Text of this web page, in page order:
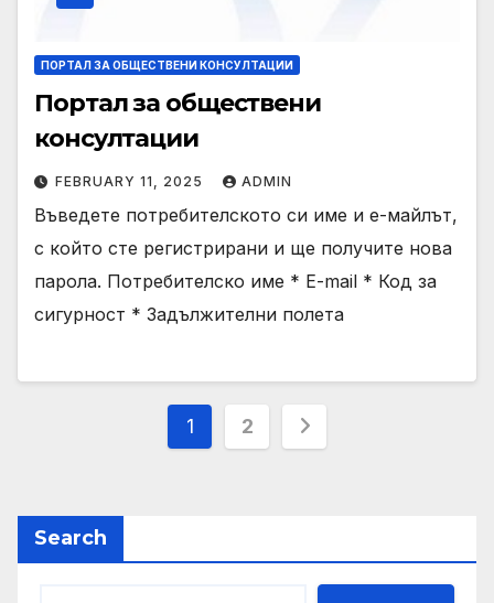
ПОРТАЛ ЗА ОБЩЕСТВЕНИ КОНСУЛТАЦИИ
Портал за обществени
консултации
FEBRUARY 11, 2025 ADMIN
Въведете потребителското си име и е-майлът,
с който сте регистрирани и ще получите нова
парола. Потребителско име * E-mail * Код за
сигурност * Задължителни полета
Posts
1 2
Search